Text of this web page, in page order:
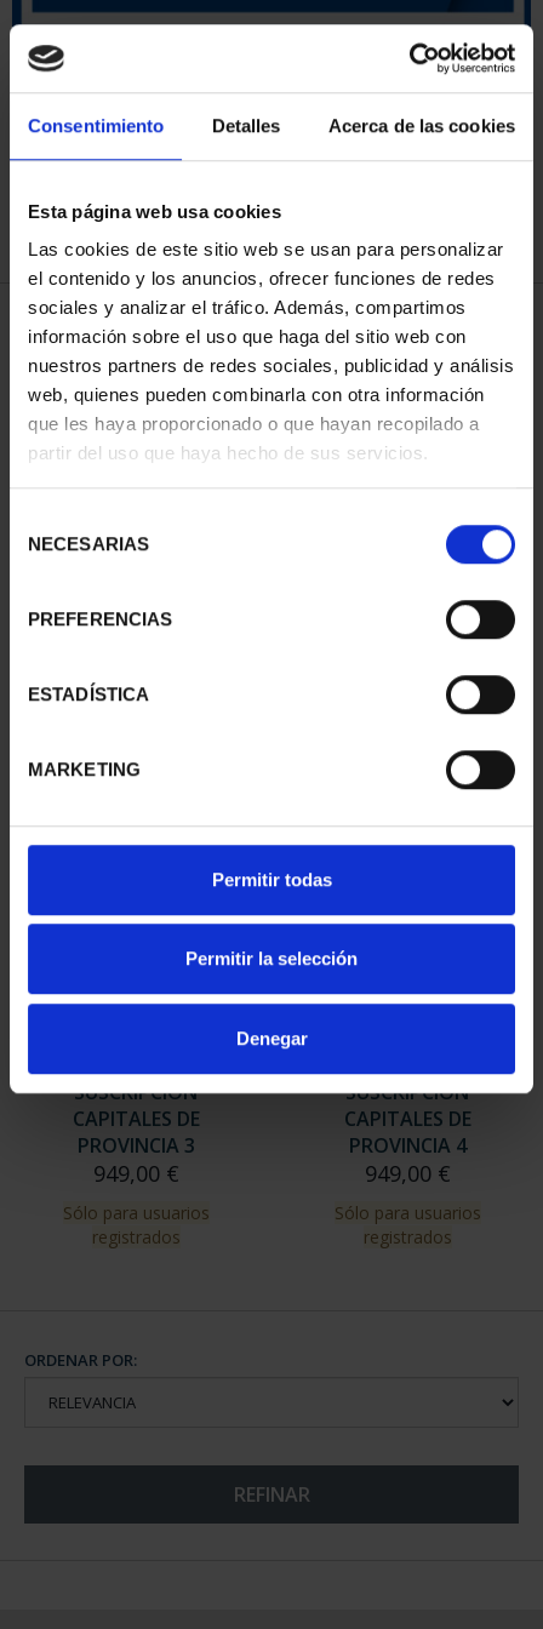
Consentimiento Detalles Acerca de las cookies
Esta página web usa cookies
Las cookies de este sitio web se usan para personalizar
el contenido y los anuncios, ofrecer funciones de redes
sociales y analizar el tráfico. Además, compartimos
información sobre el uso que haga del sitio web con
nuestros partners de redes sociales, publicidad y análisis
web, quienes pueden combinarla con otra información
que les haya proporcionado o que hayan recopilado a
partir del uso que haya hecho de sus servicios.
NECESARIAS
PREFERENCIAS
ESTADÍSTICA
MARKETING
Permitir todas
Permitir la selección
Denegar
REFINAR
4 Productos encontrados
PROVINCIA 1
Sólo para usuarios
SUSCRIPCIÓN
CAPITALES DE
PROVINCIA 2
Sólo para usuarios
registrados
SUSCRIPCIÓN
CAPITALES DE
PROVINCIA 3
949,00 €
Sólo para usuarios
registrados
SUSCRIPCIÓN
CAPITALES DE
PROVINCIA 4
949,00 €
Sólo para usuarios
registrados
ORDENAR POR:
REFINAR